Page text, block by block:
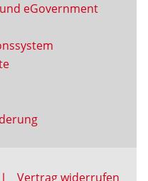
eGovernment
Vertrag widerrufen